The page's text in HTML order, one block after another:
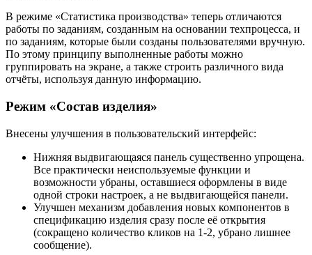
В режиме «Статистика производства» теперь отличаются
работы по заданиям, созданным на основании техпроцесса, и
по заданиям, которые были созданы пользователями вручную.
По этому принципу выполненные работы можно
группировать на экране, а также строить различного вида
отчёты, используя данную информацию.
Режим «Состав изделия»
Внесены улучшения в пользовательский интерфейс:
Нижняя выдвигающаяся панель существенно упрощена.
Все практически неиспользуемые функции и
возможности убраны, оставшиеся оформлены в виде
одной строки настроек, а не выдвигающейся панели.
Улучшен механизм добавления новых компонентов в
спецификацию изделия сразу после её открытия
(сокращено количество кликов на 1-2, убрано лишнее
сообщение).